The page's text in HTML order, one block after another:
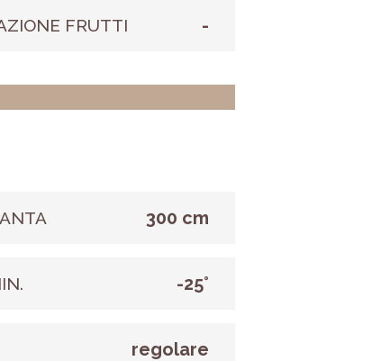
FRUTTI -
300 cm
-25°
regolare